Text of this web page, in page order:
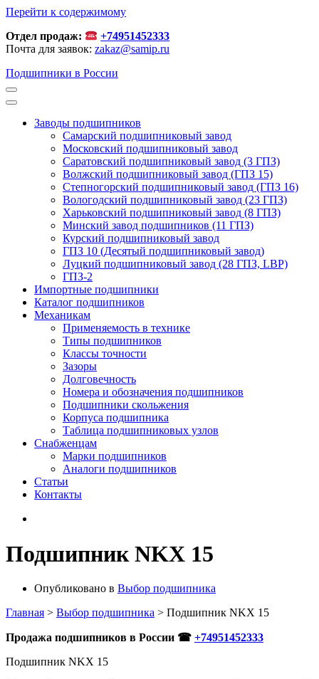
Перейти к содержимому
Отдел продаж:
+74951452333
Почта для заявок: zakaz@samip.ru
Подшипники в России
Заводы подшипников
Cамарский подшипниковый завод
Московский подшипниковый завод
Саратовский подшипниковый завод (3 ГПЗ)
Волжский подшипниковый завод (ГПЗ 15)
Степногорский подшипниковый завод (ГПЗ 16)
Вологодский подшипниковый завод (23 ГПЗ)
Харьковский подшипниковый завод (8 ГПЗ)
Минский завод подшипников (11 ГПЗ)
Курский подшипниковый завод
ГПЗ 10 (Десятый подшипниковый завод)
Луцкий подшипниковый завод (28 ГПЗ, LBP)
ГПЗ-2
Импортные подшипники
Каталог подшипников
Механикам
Применяемость в технике
Типы подшипников
Классы точности
Зазоры
Долговечность
Номера и обозначения подшипников
Подшипники скольжения
Корпуса подшипника
Таблица подшипниковых узлов
Снабженцам
Марки подшипников
Аналоги подшипников
Статьи
Контакты
Подшипник NKX 15
Опубликовано в Выбор подшипника
Главная > Выбор подшипника > Подшипник NKX 15
Продажа подшипников в России ☎ +74951452333
Подшипник NKX 15